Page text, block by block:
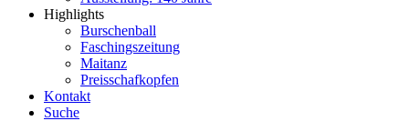
Highlights
Burschenball
Faschingszeitung
Maitanz
Preisschafkopfen
Kontakt
Suche